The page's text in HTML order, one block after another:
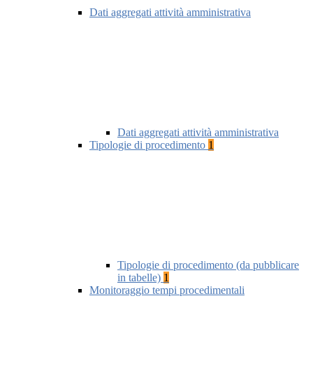
Dati aggregati attività amministrativa
Dati aggregati attività amministrativa
Tipologie di procedimento 1
Tipologie di procedimento (da pubblicare
in tabelle) 1
Monitoraggio tempi procedimentali